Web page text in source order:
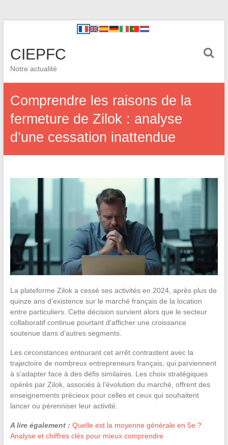
CIEPFC
Notre actualité
Comprendre les raisons de la
fermeture de Zilok : analyse
d’une cessation inattendue
La plateforme Zilok a cessé ses activités en 2024, après plus de
quinze ans d’existence sur le marché français de la location
entre particuliers. Cette décision survient alors que le secteur
collaboratif continue pourtant d’afficher une croissance
soutenue dans d’autres segments.
Les circonstances entourant cet arrêt contrastent avec la
trajectoire de nombreux entrepreneurs français, qui parviennent
à s’adapter face à des défis similaires. Les choix stratégiques
opérés par Zilok, associés à l’évolution du marché, offrent des
enseignements précieux pour celles et ceux qui souhaitent
lancer ou pérenniser leur activité.
A lire également : Quelle est la moyenne générale en 5e ?
Analyse et chiffres clés pour mieux comprendre